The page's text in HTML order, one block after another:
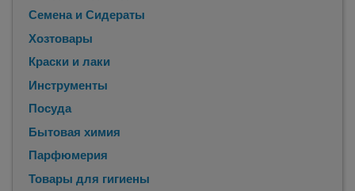
Семена и Сидераты
Хозтовары
Краски и лаки
Инструменты
Посуда
Бытовая химия
Парфюмерия
Товары для гигиены